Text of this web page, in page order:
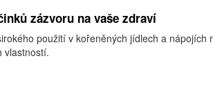
zázvoru na vaše zdraví
použití v kořeněných jídlech a nápojích
vlastností.